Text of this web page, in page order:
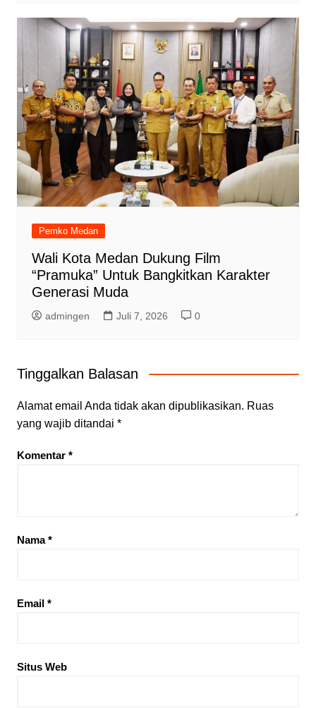
Pemko Medan
Wali Kota Medan Dukung Film
“Pramuka” Untuk Bangkitkan Karakter
Generasi Muda
admingen Juli 7, 2026 0
Tinggalkan Balasan
Alamat email Anda tidak akan dipublikasikan. Ruas
yang wajib ditandai *
Komentar *
Nama*
Email *
Situs Web